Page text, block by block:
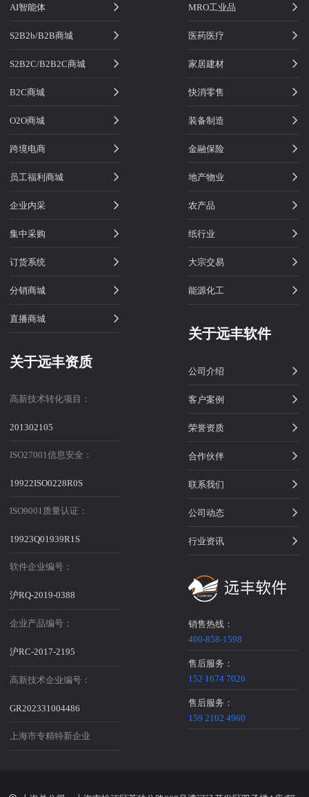
AI智能体
S2B2b/B2B商城
S2B2C/B2B2C商城
B2C商城
O2O商城
跨境电商
员工福利商城
企业内采
集中采购
订货系统
分销商城
直播商城
关于远丰资质
高新技术转化项目：
201302105
ISO27001信息安全：
19922ISO0228R0S
ISO9001质量认证：
19923Q01939R1S
软件企业编号：
沪RQ-2019-0388
企业产品编号：
沪RC-2017-2195
高新技术企业编号：
GR202331004486
上海市专精特新企业
MRO工业品
医药医疗
家居建材
快消零售
装备制造
金融保险
地产物业
农产品
纸行业
大宗交易
能源化工
关于远丰软件
公司介绍
客户案例
荣誉资质
合作伙伴
联系我们
公司动态
行业资讯
销售热线：
400-858-1598
售后服务：
152 1674 7026
售后服务：
159 2102 4960